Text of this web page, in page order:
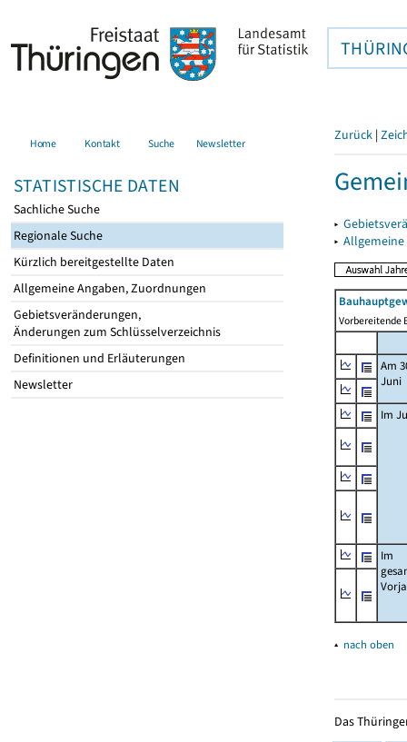
Home Kontakt Suche Newsletter
STATISTISCHE DATEN
Sachliche Suche
Regionale Suche
Kürzlich bereitgestellte Daten
Allgemeine Angaben, Zuordnungen
Gebietsveränderungen,
Änderungen zum Schlüsselverzeichnis
Definitionen und Erläuterungen
Newsletter
Zurück |
▸
▸
Vorbereitende
Am
Juni
Im
Im
▴ nach oben
Das